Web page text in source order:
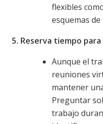
flexibles
esquemas
5. Reserva tiempo
Aunque el
reuniones
mantener
Preguntar
trabajo